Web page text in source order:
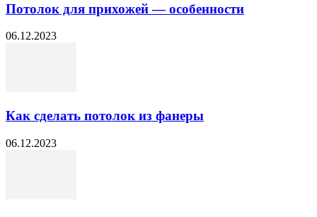
Потолок для прихожей — особенности
06.12.2023
Как сделать потолок из фанеры
06.12.2023